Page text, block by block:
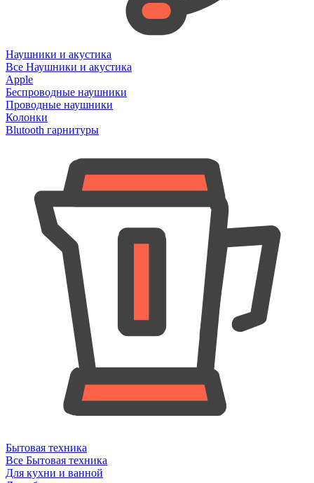
Наушники и акустика
Все Наушники и акустика
Apple
Беспроводные наушники
Проводные наушники
Колонки
Blutooth гарнитуры
Бытовая техника
Все Бытовая техника
Для кухни и ванной